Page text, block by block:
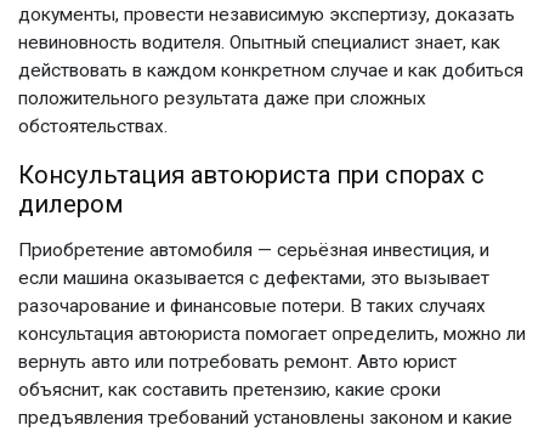
документы, провести независимую экспертизу, доказать
невиновность водителя. Опытный специалист знает, как
действовать в каждом конкретном случае и как добиться
положительного результата даже при сложных
обстоятельствах.
Консультация автоюриста при спорах с
дилером
Приобретение автомобиля — серьёзная инвестиция, и
если машина оказывается с дефектами, это вызывает
разочарование и финансовые потери. В таких случаях
консультация автоюриста помогает определить, можно ли
вернуть авто или потребовать ремонт. Авто юрист
объяснит, как составить претензию, какие сроки
предъявления требований установлены законом и какие